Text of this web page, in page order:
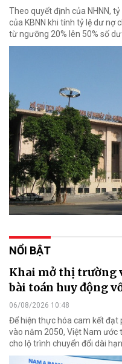
Theo quyết định của NHNN,
của KBNN khi tính tỷ lệ dư nợ
từ ngưỡng 20% lên 50% số
NỔI BẬT
Khai mở thị trường
bài toán huy động
06/08/2026 10:48
Để hiện thực hóa cam kết
vào năm 2050, Việt Nam ước
cho lộ trình chuyển đổi dài hạn.